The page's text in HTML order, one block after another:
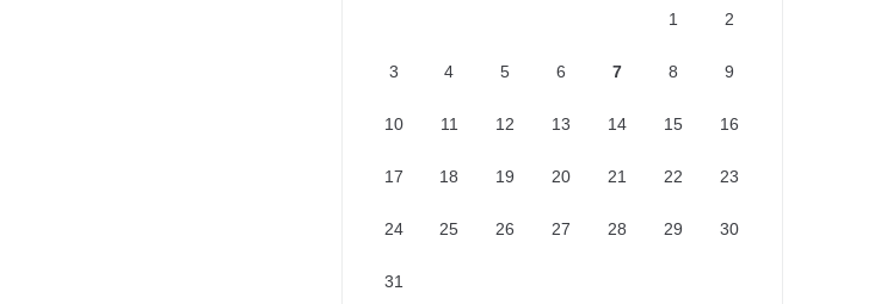
1 2
3 4 5 6 7 8 9
10 11 12 13 14 15 16
17 18 19 20 21 22 23
24 25 26 27 28 29 30
31